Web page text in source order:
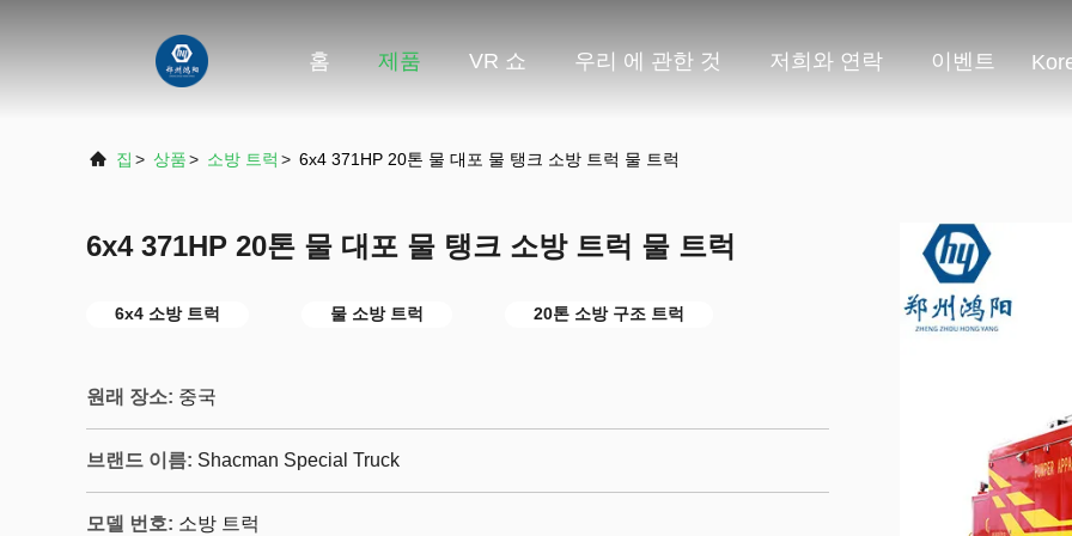
홈 제품 VR 쇼 우리 에 관한 것 저희와 연락 이벤트
집 > 상품> 소방 트럭 > 6x4 371HP 20톤 물 대포 물 탱크 소방 트럭 물 트럭
6x4 371HP 20톤 물 대포 물 탱크 소방 트럭 물 트럭
6x4 소방 트럭 물 소방 트럭 20톤 소방 구조 트럭
원래 장소: 중국
브랜드 이름: Shacman Special Truck
모델 번호: 소방 트럭